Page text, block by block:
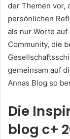
der Themen vor,
persönlichen
als nur Worte
Community, die
gemeinsam auf
Annas Blog so
Die
blog c+